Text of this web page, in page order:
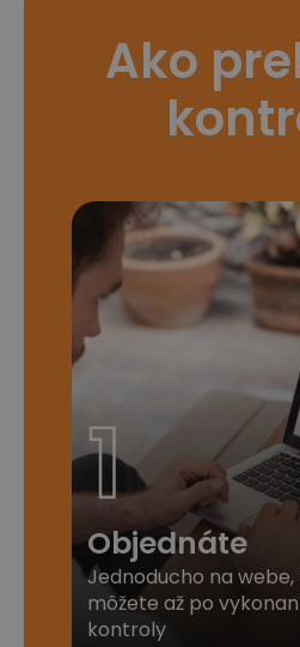
Ako
1
Objednáte
Jednoducho na
môžete až po
kontroly